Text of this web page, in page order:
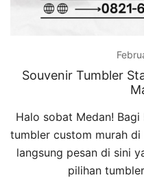
Souvenir Tumbler
Halo sobat Medan!
tumbler custom murah di
langsung pesan di sini
pilihan